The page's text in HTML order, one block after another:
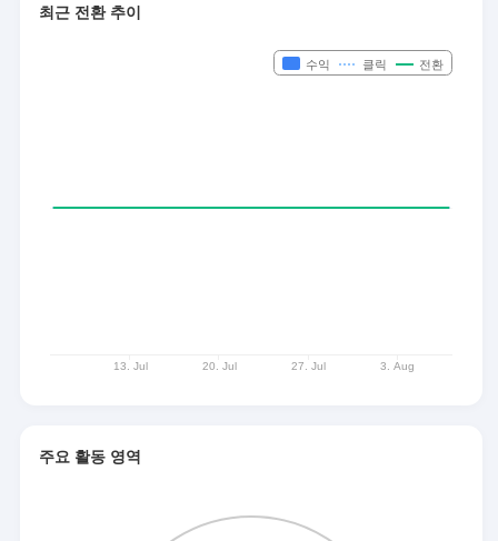
최근 전환 추이
주요 활동 영역